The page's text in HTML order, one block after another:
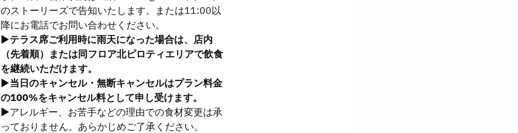
のストーリーズで告知いたします。または11:00以
降にお電話でお問い合わせください。
▶︎テラス席ご利用時に雨天になった場合は、店内
（先着順）または同フロア北ピロティエリアで飲食
を継続いただけます。
▶︎当日のキャンセル・無断キャンセルはプラン料金
の100%をキャンセル料として申し受けます。
▶︎アレルギー、お苦手などの理由での食材変更は承
っておりません。あらかじめご了承ください。